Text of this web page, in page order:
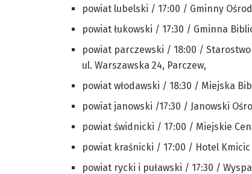
powiat lubelski / 17:00 / Gminny
powiat łukowski / 17:30 / Gminna
powiat parczewski / 18:00 / Starostwo
ul. Warszawska 24, Parczew,
powiat włodawski / 18:30 / Miejska
powiat janowski /17:30 / Janowski
powiat świdnicki / 17:00 / Miejskie
powiat kraśnicki / 17:00 / Hotel Kmicic
powiat rycki i puławski / 17:30 /